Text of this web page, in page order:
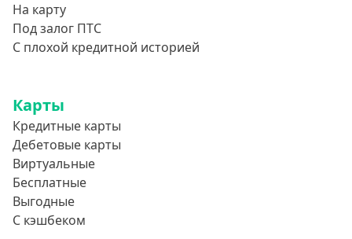
На карту
Под залог ПТС
С плохой кредитной историей
Карты
Кредитные карты
Дебетовые карты
Виртуальные
Бесплатные
Выгодные
С кэшбеком